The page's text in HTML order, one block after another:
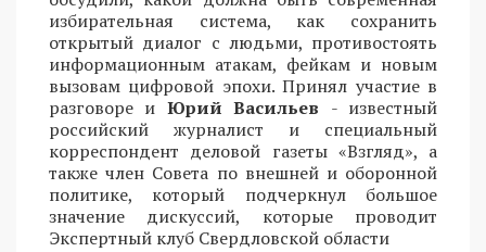
избирательная система, как сохранить
открытый диалог с людьми, противостоять
информационным атакам, фейкам и новым
вызовам цифровой эпохи. Принял участие в
разговоре и Юрий Васильев - известный
российский журналист и специальный
корреспондент деловой газеты «Взгляд», а
также член Совета по внешней и оборонной
политике, который подчеркнул большое
значение дискуссий, которые проводит
Экспертный клуб Свердловской области